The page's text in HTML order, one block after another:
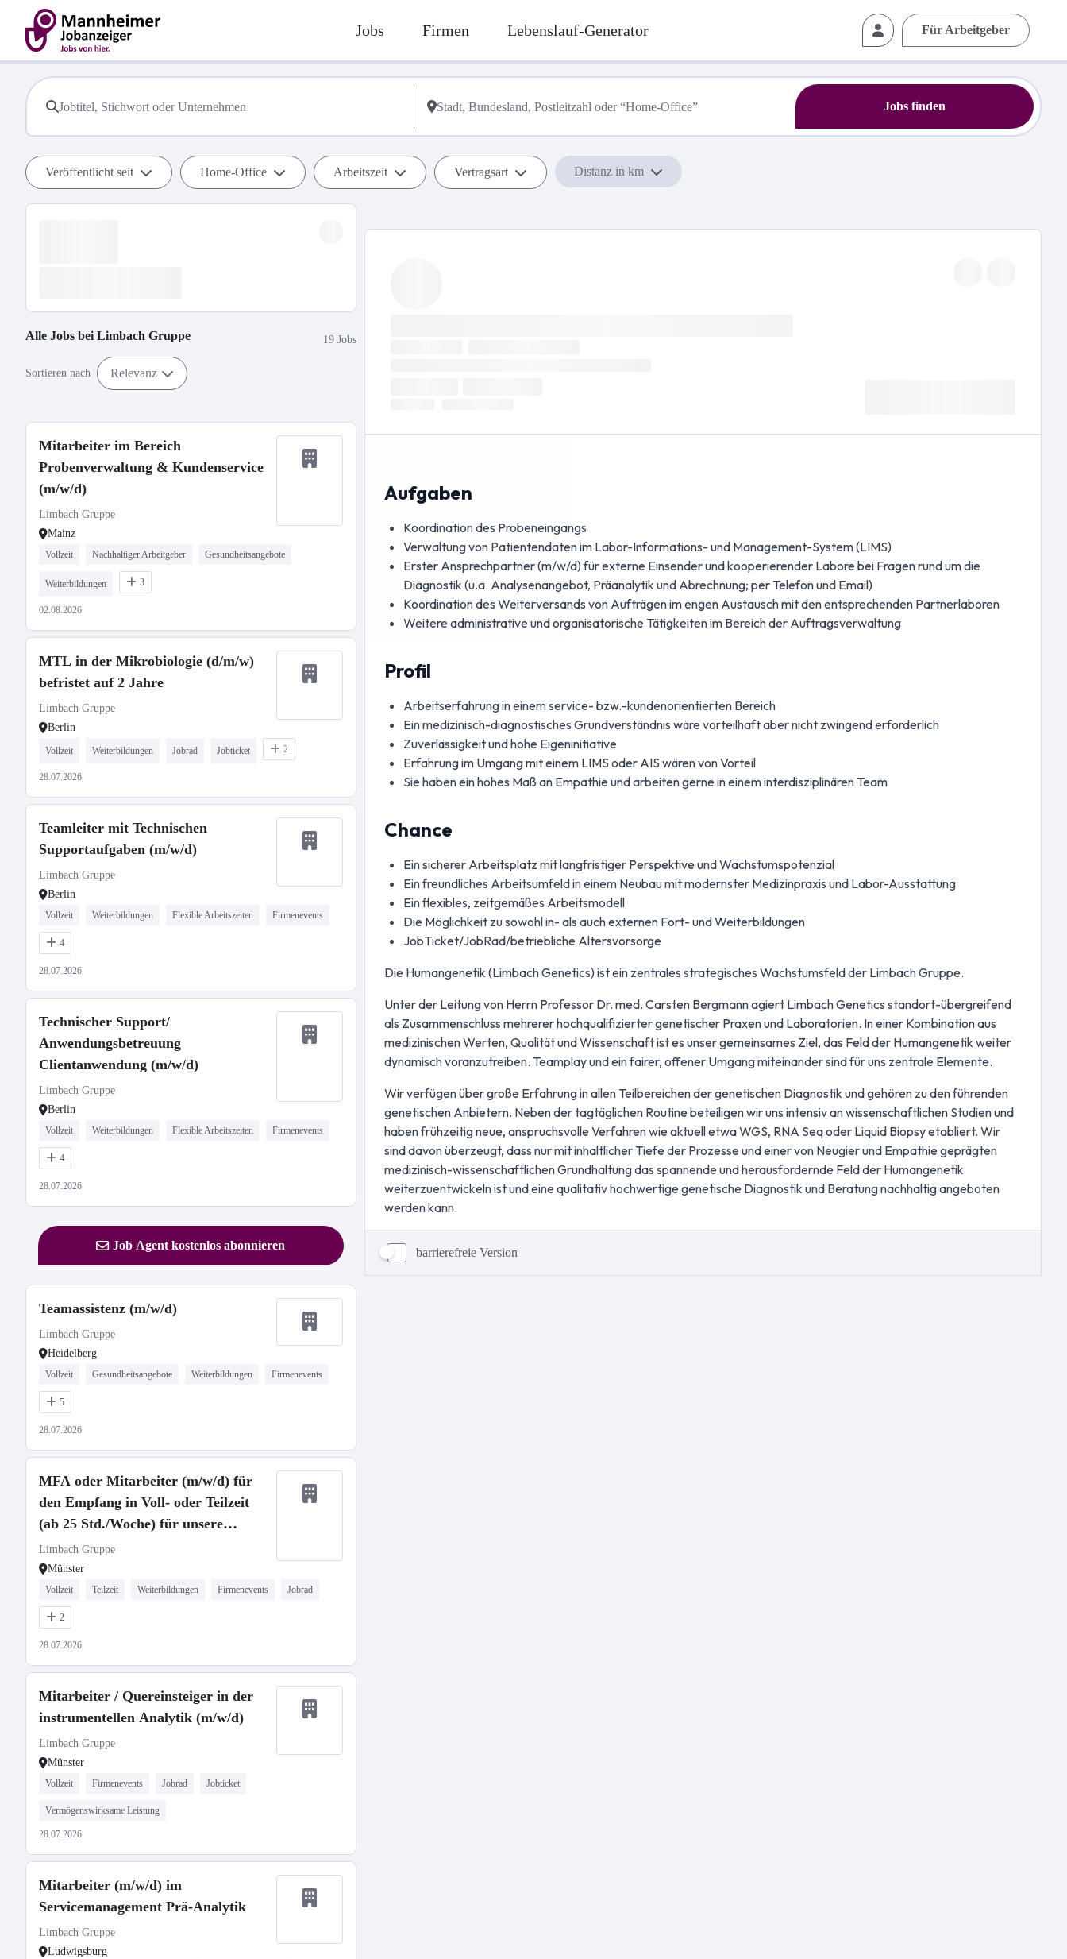
Jobs Firmen Lebenslauf-Generator Für Arbeitgeber
Jobs finden
Veröffentlicht seit Home-Office Arbeitszeit Vertragsart Distanz in km
Alle Jobs bei Limbach Gruppe 19 Jobs
Sortieren nach Relevanz
Mitarbeiter im Bereich
Probenverwaltung & Kundenservice
(m/w/d)
Limbach Gruppe
Mainz
Vollzeit Nachhaltiger Arbeitgeber Gesundheitsangebote
Weiterbildungen 3
02.08.2026
MTL in der Mikrobiologie (d/m/w)
befristet auf 2 Jahre
Limbach Gruppe
Berlin
Vollzeit Weiterbildungen Jobrad Jobticket 2
28.07.2026
Teamleiter mit Technischen
Supportaufgaben (m/w/d)
Limbach Gruppe
Berlin
Vollzeit Weiterbildungen Flexible Arbeitszeiten Firmenevents
4
28.07.2026
Technischer Support/
Anwendungsbetreuung
Clientanwendung (m/w/d)
Limbach Gruppe
Berlin
Vollzeit Weiterbildungen Flexible Arbeitszeiten Firmenevents
4
28.07.2026
Job Agent kostenlos abonnieren
Teamassistenz (m/w/d)
Limbach Gruppe
Heidelberg
Vollzeit Gesundheitsangebote Weiterbildungen Firmenevents
5
28.07.2026
MFA oder Mitarbeiter (m/w/d) für
den Empfang in Voll- oder Teilzeit
(ab 25 Std./Woche) für unsere
gynäkologische Praxis
Limbach Gruppe
Münster
Vollzeit Teilzeit Weiterbildungen Firmenevents Jobrad
2
28.07.2026
Mitarbeiter / Quereinsteiger in der
instrumentellen Analytik (m/w/d)
Limbach Gruppe
Münster
Vollzeit Firmenevents Jobrad Jobticket
Vermögenswirksame Leistung
28.07.2026
Mitarbeiter (m/w/d) im
Servicemanagement Prä-Analytik
Limbach Gruppe
Ludwigsburg
barrierefreie Version